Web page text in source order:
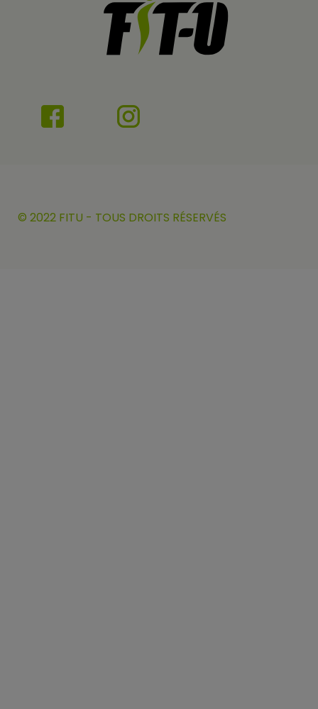
© 2022 FITU - TOUS DROITS RÉSERVÉS